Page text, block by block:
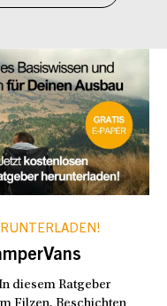
diesem Ratgeber